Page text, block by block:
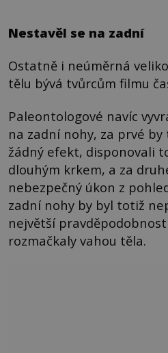
Nestavěl se na zadní
Ostatně i neúměrná
tělu bývá tvůrcům filmu
Paleontologové navíc
na zadní nohy, za prvé
žádný efekt, disponovali
dlouhým krkem, a za
nebezpečný úkon z
zadní nohy by byl totiž
největší
rozmačkaly vahou těla.